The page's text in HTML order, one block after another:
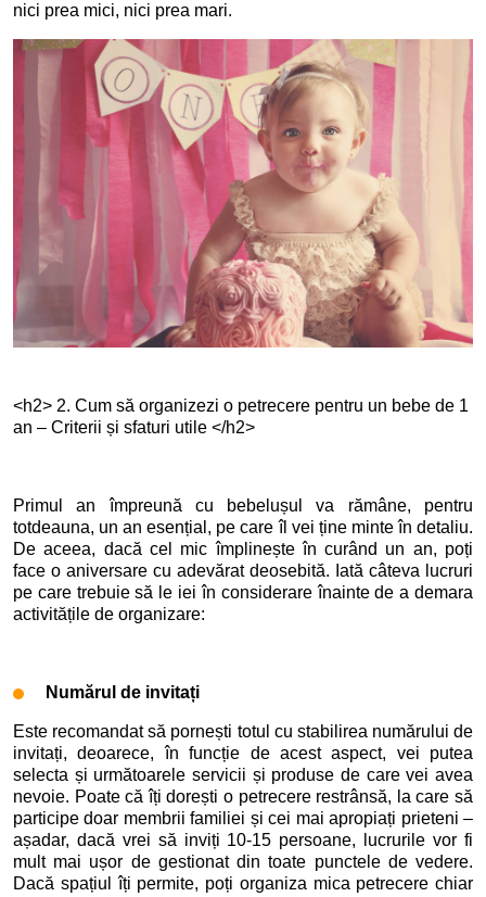
nici prea mici, nici prea mari.
<h2> 2. Cum să organizezi o petrecere pentru un bebe de 1
an – Criterii și sfaturi utile </h2>
Primul an împreună cu bebelușul va rămâne, pentru
totdeauna, un an esențial, pe care îl vei ține minte în detaliu.
De aceea, dacă cel mic împlinește în curând un an, poți
face o aniversare cu adevărat deosebită. Iată câteva lucruri
pe care trebuie să le iei în considerare înainte de a demara
activitățile de organizare:
Numărul de invitați
Este recomandat să pornești totul cu stabilirea numărului de
invitați, deoarece, în funcție de acest aspect, vei putea
selecta și următoarele servicii și produse de care vei avea
nevoie. Poate că îți dorești o petrecere restrânsă, la care să
participe doar membrii familiei și cei mai apropiați prieteni –
așadar, dacă vrei să inviți 10-15 persoane, lucrurile vor fi
mult mai ușor de gestionat din toate punctele de vedere.
Dacă spațiul îți permite, poți organiza mica petrecere chiar